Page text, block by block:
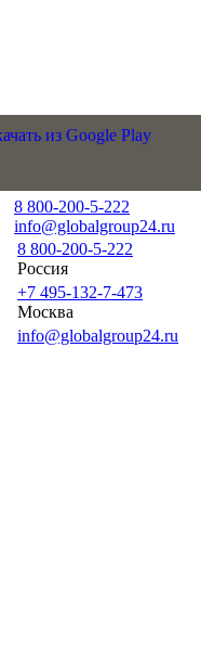
8 800-200-5-222
info@globalgroup24.ru
8 800-200-5-222
Россия
+7 495-132-7-473
Москва
info@globalgroup24.ru